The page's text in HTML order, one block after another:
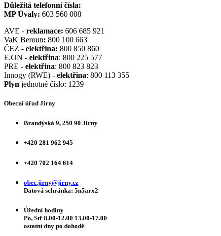
Důležitá telefonní čísla:
MP Úvaly: 603 560 008
AVE - reklamace: 606 685 921
VaK Beroun: 800 100 663
ČEZ - elektřina: 800 850 860
E.ON - elektřina: 800 225 577
PRE - elektřina: 800 823 823
Innogy (RWE) - elektřina: 800 113 355
Plyn jednotné číslo: 1239
Obecní úřad Jirny
Brandýská 9, 250 90 Jirny
+420 281 962 945
+420 702 164 614
obec.jirny@jirny.cz
Datová schránka: 5n5arx2
Úřední hodiny
Po, Stř 8.00-12.00 13.00-17.00
ostatní dny po dohodě